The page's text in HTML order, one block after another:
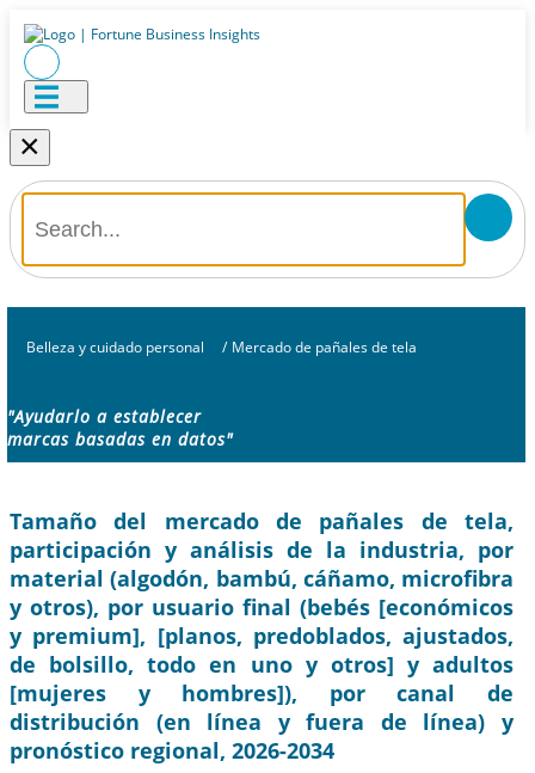
×
Belleza y cuidado personal / Mercado de pañales de tela
"Ayudarlo a establecer
marcas basadas en datos"
Tamaño del mercado de pañales de tela,
participación y análisis de la industria, por
material (algodón, bambú, cáñamo, microfibra
y otros), por usuario final (bebés [económicos
y premium], [planos, predoblados, ajustados,
de bolsillo, todo en uno y otros] y adultos
[mujeres y hombres]), por canal de
distribución (en línea y fuera de línea) y
pronóstico regional, 2026-2034